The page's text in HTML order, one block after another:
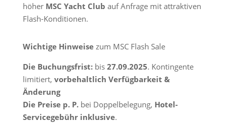
höher MSC Yacht Club auf Anfrage mit attraktiven
Flash-Konditionen.
Wichtige Hinweisezum MSC Flash Sale
Die Buchungsfrist:bis 27.09.2025. Kontingente
limitiert, vorbehaltlich Verfügbarkeit &
Änderung
Die Preise p. P.bei Doppelbelegung, Hotel-
Servicegebühr inklusive.